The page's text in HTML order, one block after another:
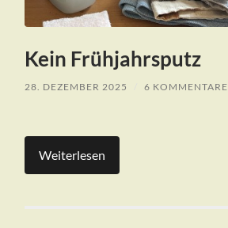
Kein Frühjahrsputz
28. DEZEMBER 2025 6 KOMMENTARE
Weiterlesen